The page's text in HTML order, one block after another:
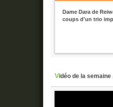
Dame Dara de
coups d'un trio
Vidéo de la semaine